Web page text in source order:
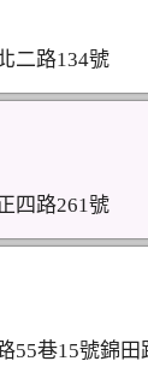
二路134號
四路261號
55巷15號錦田